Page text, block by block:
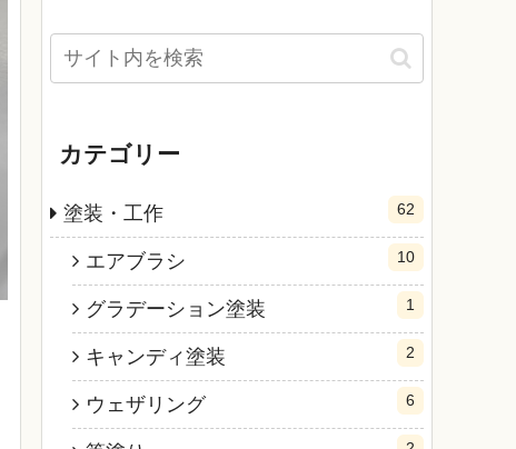
カテゴリー
塗装・工作 62
エアブラシ 10
グラデーション塗装 1
キャンディ塗装 2
ウェザリング 6